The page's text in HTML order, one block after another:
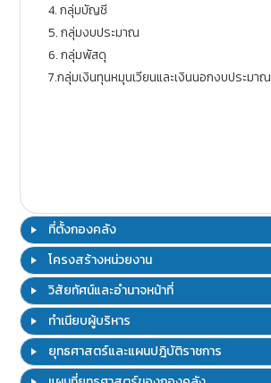
4. กลุ่มบัญชี
5. กลุ่มงบประมาณ
6. กลุ่มพัสดุ
7.กลุ่มเงินทุนหมุนเวียนและเงินนอกงบประมาณ
ที่ตั้งกองคลัง
โครงสร้างหน่วยงาน
วิสัยทัศน์และอำนาจหน้าที่
ทำเนียบผู้บริหาร
ยุทธศาสตร์และแผนปฎิบัติราชการ